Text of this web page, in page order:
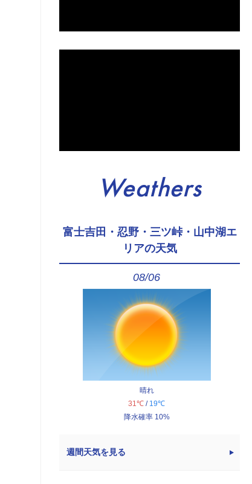
Weathers
富士吉田・忍野・三ツ峠・山中湖エ
リアの天気
08/06
晴れ
31℃ / 19℃
降水確率 10%
週間天気を見る